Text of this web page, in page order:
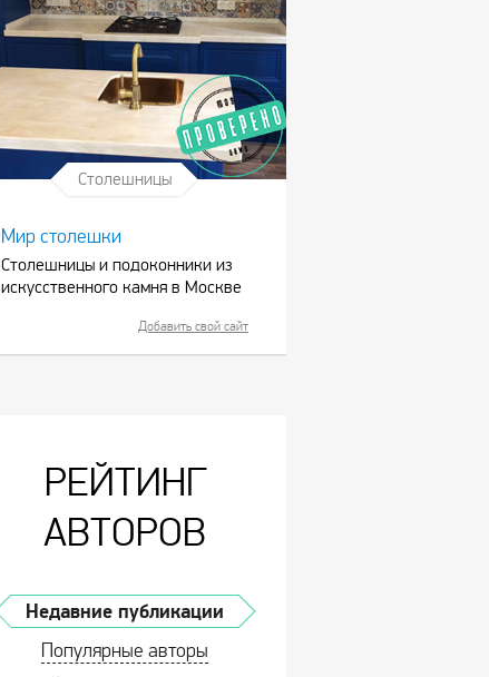
Столешницы
Мир столешки
Столешницы и подоконники из
искусственного камня в Москве
Добавить свой сайт
РЕЙТИНГ
АВТОРОВ
Недавние публикации
Популярные авторы